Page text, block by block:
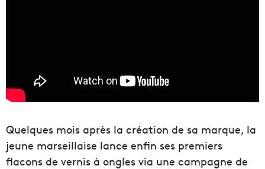
Quelques mois après la création de sa marque, la
jeune marseillaise lance enfin ses premiers
flacons de vernis à ongles via une campagne de